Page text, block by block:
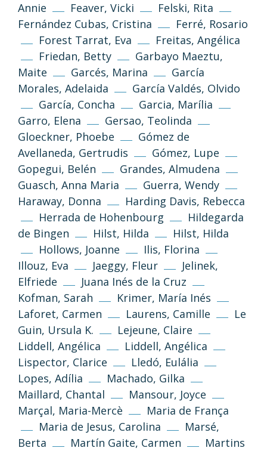
Annie
Feaver, Vicki
Felski, Rita
Fernández Cubas, Cristina
Ferré, Rosario
Forest Tarrat, Eva
Freitas, Angélica
Friedan, Betty
Garbayo Maeztu,
Maite
Garcés, Marina
García
Morales, Adelaida
García Valdés, Olvido
García, Concha
Garcia, Marília
Garro, Elena
Gersao, Teolinda
Gloeckner, Phoebe
Gómez de
Avellaneda, Gertrudis
Gómez, Lupe
Gopegui, Belén
Grandes, Almudena
Guasch, Anna Maria
Guerra, Wendy
Haraway, Donna
Harding Davis, Rebecca
Herrada de Hohenbourg
Hildegarda
de Bingen
Hilst, Hilda
Hilst, Hilda
Hollows, Joanne
Ilis, Florina
Illouz, Eva
Jaeggy, Fleur
Jelinek,
Elfriede
Juana Inés de la Cruz
Kofman, Sarah
Krimer, María Inés
Laforet, Carmen
Laurens, Camille
Le
Guin, Ursula K.
Lejeune, Claire
Liddell, Angélica
Liddell, Angélica
Lispector, Clarice
Lledó, Eulália
Lopes, Adília
Machado, Gilka
Maillard, Chantal
Mansour, Joyce
Marçal, Maria-Mercè
Maria de França
Maria de Jesus, Carolina
Marsé,
Berta
Martín Gaite, Carmen
Martins
(CC-BY-NC-SA 3.0)
Volver arriba
Si no se indica lo contrario, los textos,
imágenes y diseño de esta web se publican
bajo licencia Creative Common 3.0 de
Reconocimiento-NoComercial-
CompartirIgual